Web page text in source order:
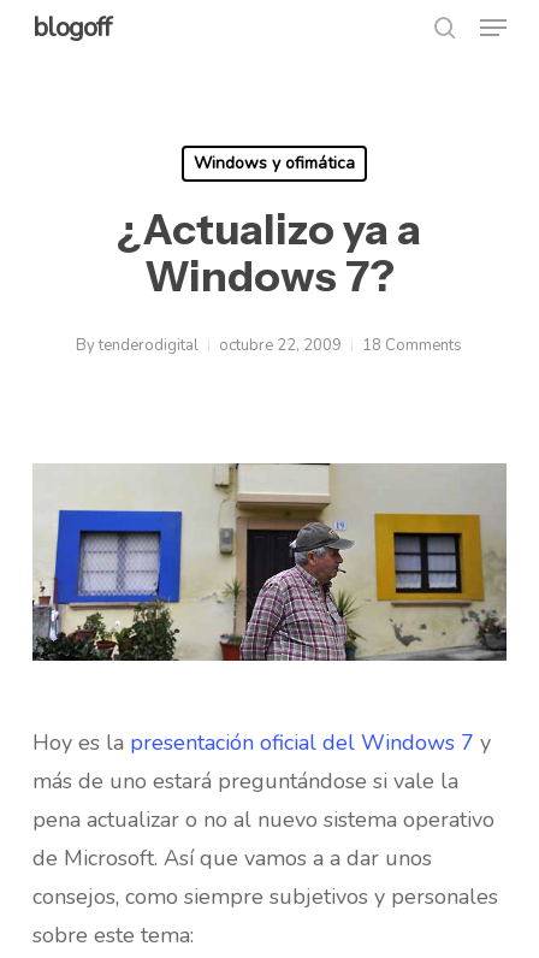
Skipblogoff Menu
Windows y ofimática
¿Actualizo ya a
Windows 7?
Bytenderodigital octubre 22, 2009 18 Comments
Hoy es la presentación oficial del Windows 7 y
más de uno estará preguntándose si vale la
pena actualizar o no al nuevo sistema operativo
de Microsoft. Así que vamos a a dar unos
consejos, como siempre subjetivos y personales
sobre este tema: